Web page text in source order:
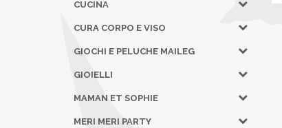
CUCINA
CURA CORPO E VISO
GIOCHI E PELUCHE MAILEG
GIOIELLI
MAMAN ET SOPHIE
MERI MERI PARTY